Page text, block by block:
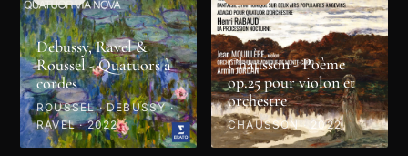
Debussy, Ravel &
Roussel - Quatuors à
cordes
ROUSSEL · DEBUSSY ·
RAVEL · 2022
Chausson - Poème
op.25 pour violon et
orchestre
CHAUSSON · 2022